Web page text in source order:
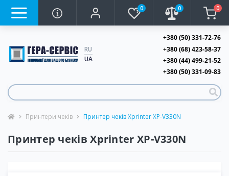
0 0 0
RU
UA
+380 (50) 331-72-76
+380 (68) 423-58-37
+380 (44) 499-21-52
+380 (50) 331-09-83
Принтери чеків Принтер чеків Xprinter XP-V330N
Принтер чеків Xprinter XP-V330N